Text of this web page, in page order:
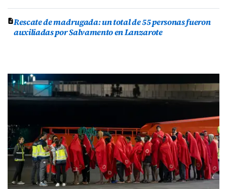
Rescate de madrugada: un total de 55 personas fueron
auxiliadas por Salvamento en Lanzarote